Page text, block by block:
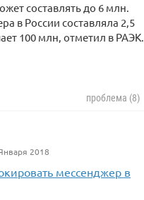
составлять до 6 млн.
в России составляла 2,5
100 млн, отметил в РАЭК.
проблема (8)
2018
мессенджер в